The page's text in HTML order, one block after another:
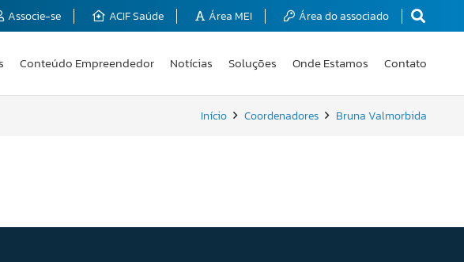
Associe-se ACIF Saúde Área MEI Área do associado
Conteúdo Empreendedor Notícias Soluções Onde Estamos Contato
Início Coordenadores Bruna Valmorbida